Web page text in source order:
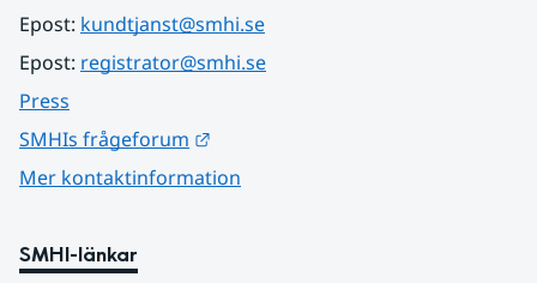
Epost: kundtjanst@smhi.se
Epost: registrator@smhi.se
Press
SMHIs frågeforum
Mer kontaktinformation
SMHI-länkar